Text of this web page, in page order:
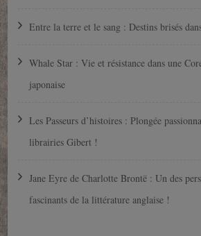
Entre la terre et le sang : Destins brisés
Whale Star : Vie et résistance dans une
japonaise
Les Passeurs d’histoires : Plongée
librairies Gibert !
Jane Eyre de Charlotte Brontë : Un des
fascinants de la littérature anglaise !